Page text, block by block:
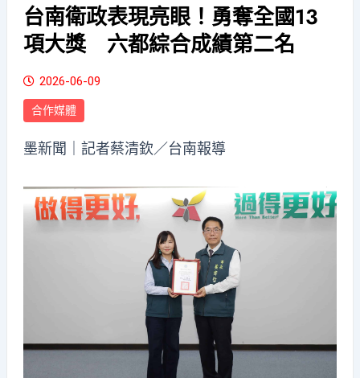
台南衛政表現亮眼！勇奪全國13
項大獎 六都綜合成績第二名
2026-06-09
合作媒體
墨新聞 ｜記者蔡清欽／台南報導